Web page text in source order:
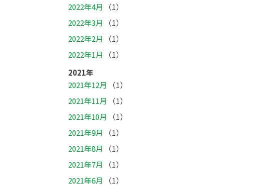
2022年4月
（1）
2022年3月
（1）
2022年2月
（1）
2022年1月
（1）
2021年
2021年12月
（1）
2021年11月
（1）
2021年10月
（1）
2021年9月
（1）
2021年8月
（1）
2021年7月
（1）
2021年6月
（1）